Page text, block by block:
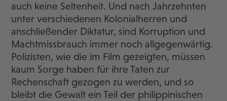
auch keine Seltenheit. Und nach Jahrzehnten
unter verschiedenen Kolonialherren und
anschließender Diktatur, sind Korruption und
Machtmissbrauch immer noch allgegenwärtig.
Polizisten, wie die im Film gezeigten, müssen
kaum Sorge haben für ihre Taten zur
Rechenschaft gezogen zu werden, und so
bleibt die Gewalt ein Teil der philippinischen